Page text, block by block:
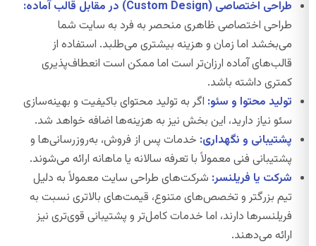
طراحی اختصاصی (Custom Design) در مقابل قالب آماده:
طراحی اختصاصی ظاهری منحصر به فرد به سایت شما
می‌بخشد اما زمان و هزینه بیشتری می‌طلبد. استفاده از
قالب‌های آماده ارزان‌تر است اما ممکن است انعطاف‌پذیری
کمتری داشته باشد.
تولید محتوا و سئو: اگر به تولید محتوای باکیفیت و بهینه‌سازی
سئو نیاز دارید، این بخش نیز به هزینه‌ها اضافه خواهد شد.
پشتیبانی و نگهداری: خدمات پس از فروش، به‌روزرسانی‌ها و
پشتیبانی فنی معمولاً با تعرفه سالانه یا ماهانه ارائه می‌شوند.
شرکت یا فریلنسر: شرکت‌های طراحی سایت معمولاً به دلیل
تیم بزرگتر و تخصص‌های متنوع، قیمت‌های بالاتری نسبت به
فریلنسرها دارند، اما خدمات کامل‌تر و پشتیبانی قوی‌تری نیز
ارائه می‌دهند.